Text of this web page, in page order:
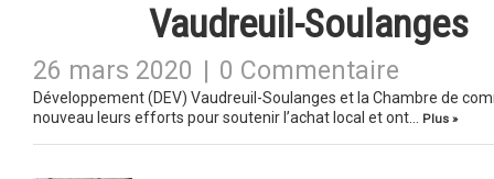
Vaudreuil-Soulanges
26 mars 2020 0 Commentaire
Développement (DEV) Vaudreuil-Soulanges et la Chambre de
nouveau leurs efforts pour soutenir l’achat local et ont…
Plus »